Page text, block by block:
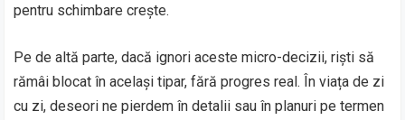
pentru schimbare crește.
Pe de altă parte, dacă ignori aceste micro-decizii, riști să
rămâi blocat în același tipar, fără progres real. În viața de zi
cu zi, deseori ne pierdem în detalii sau în planuri pe termen